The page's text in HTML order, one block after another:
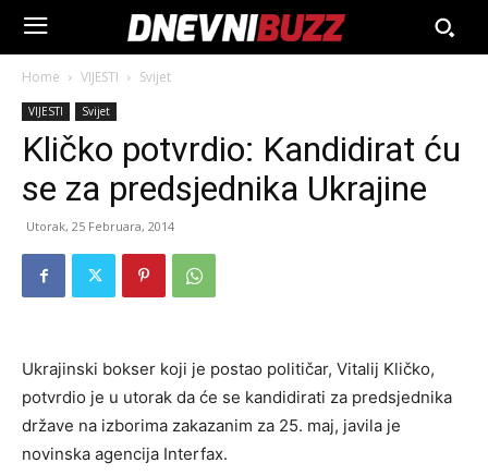
Home VIJESTI Svijet
VIJESTI Svijet
Kličko potvrdio: Kandidirat ću
se za predsjednika Ukrajine
Utorak, 25 Februara, 2014
Ukrajinski bokser koji je postao političar, Vitalij Kličko,
potvrdio je u utorak da će se kandidirati za predsjednika
države na izborima zakazanim za 25. maj, javila je
novinska agencija Interfax.